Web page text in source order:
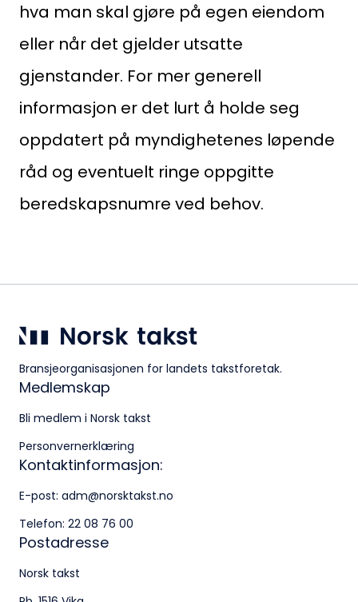
hva man skal gjøre på egen eiendom
eller når det gjelder utsatte
gjenstander. For mer generell
informasjon er det lurt å holde seg
oppdatert på myndighetenes løpende
råd og eventuelt ringe oppgitte
beredskapsnumre ved behov.
Bransjeorganisasjonen for landets takstforetak.
Medlemskap
Bli medlem i Norsk takst
Personvernerklæring
Kontaktinformasjon:
E-post: adm@norsktakst.no
Telefon: 22 08 76 00
Postadresse
Norsk takst